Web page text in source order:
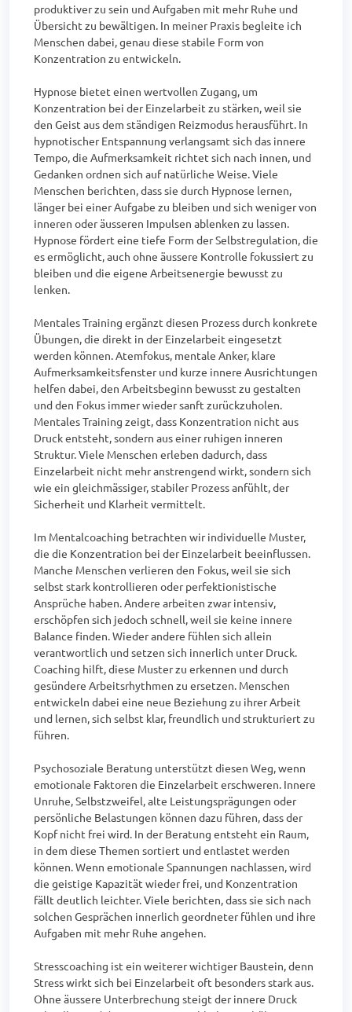
produktiver zu sein und Aufgaben mit mehr Ruhe und
Übersicht zu bewältigen. In meiner Praxis begleite ich
Menschen dabei, genau diese stabile Form von
Konzentration zu entwickeln.
Hypnose bietet einen wertvollen Zugang, um
Konzentration bei der Einzelarbeit zu stärken, weil sie
den Geist aus dem ständigen Reizmodus herausführt. In
hypnotischer Entspannung verlangsamt sich das innere
Tempo, die Aufmerksamkeit richtet sich nach innen, und
Gedanken ordnen sich auf natürliche Weise. Viele
Menschen berichten, dass sie durch Hypnose lernen,
länger bei einer Aufgabe zu bleiben und sich weniger von
inneren oder äusseren Impulsen ablenken zu lassen.
Hypnose fördert eine tiefe Form der Selbstregulation, die
es ermöglicht, auch ohne äussere Kontrolle fokussiert zu
bleiben und die eigene Arbeitsenergie bewusst zu
lenken.
Mentales Training ergänzt diesen Prozess durch konkrete
Übungen, die direkt in der Einzelarbeit eingesetzt
werden können. Atemfokus, mentale Anker, klare
Aufmerksamkeitsfenster und kurze innere Ausrichtungen
helfen dabei, den Arbeitsbeginn bewusst zu gestalten
und den Fokus immer wieder sanft zurückzuholen.
Mentales Training zeigt, dass Konzentration nicht aus
Druck entsteht, sondern aus einer ruhigen inneren
Struktur. Viele Menschen erleben dadurch, dass
Einzelarbeit nicht mehr anstrengend wirkt, sondern sich
wie ein gleichmässiger, stabiler Prozess anfühlt, der
Sicherheit und Klarheit vermittelt.
Im Mentalcoaching betrachten wir individuelle Muster,
die die Konzentration bei der Einzelarbeit beeinflussen.
Manche Menschen verlieren den Fokus, weil sie sich
selbst stark kontrollieren oder perfektionistische
Ansprüche haben. Andere arbeiten zwar intensiv,
erschöpfen sich jedoch schnell, weil sie keine innere
Balance finden. Wieder andere fühlen sich allein
verantwortlich und setzen sich innerlich unter Druck.
Coaching hilft, diese Muster zu erkennen und durch
gesündere Arbeitsrhythmen zu ersetzen. Menschen
entwickeln dabei eine neue Beziehung zu ihrer Arbeit
und lernen, sich selbst klar, freundlich und strukturiert zu
führen.
Psychosoziale Beratung unterstützt diesen Weg, wenn
emotionale Faktoren die Einzelarbeit erschweren. Innere
Unruhe, Selbstzweifel, alte Leistungsprägungen oder
persönliche Belastungen können dazu führen, dass der
Kopf nicht frei wird. In der Beratung entsteht ein Raum,
in dem diese Themen sortiert und entlastet werden
können. Wenn emotionale Spannungen nachlassen, wird
die geistige Kapazität wieder frei, und Konzentration
fällt deutlich leichter. Viele berichten, dass sie sich nach
solchen Gesprächen innerlich geordneter fühlen und ihre
Aufgaben mit mehr Ruhe angehen.
Stresscoaching ist ein weiterer wichtiger Baustein, denn
Stress wirkt sich bei Einzelarbeit oft besonders stark aus.
Ohne äussere Unterbrechung steigt der innere Druck